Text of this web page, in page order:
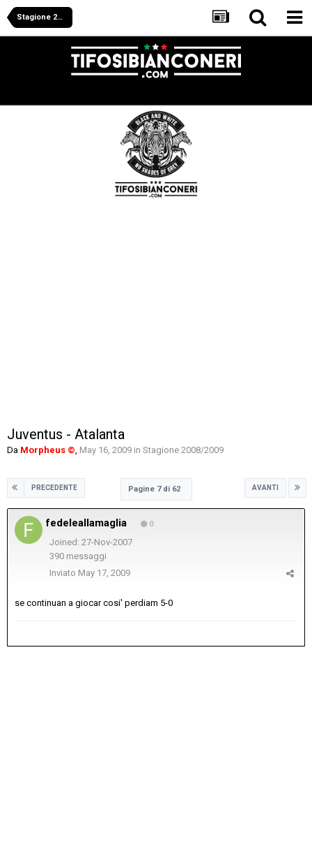
Stagione 2008/2009
Juventus - Atalanta
Da Morpheus ©, May 16, 2009 in Stagione 2008/2009
PRECEDENTE AVANTI
Pagine 7 di 62
fedeleallamaglia 0
Joined: 27-Nov-2007
390 messaggi
Inviato May 17, 2009
se continuan a giocar cosi' perdiam 5-0